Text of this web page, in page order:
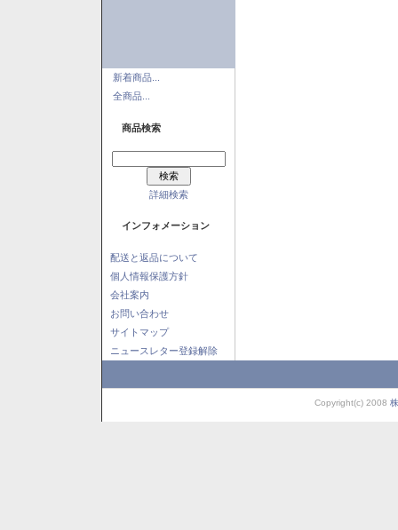
新着商品...
全商品...
商品検索
詳細検索
インフォメーション
配送と返品について
個人情報保護方針
会社案内
お問い合わせ
サイトマップ
ニュースレター登録解除
Copyright(c) 2008